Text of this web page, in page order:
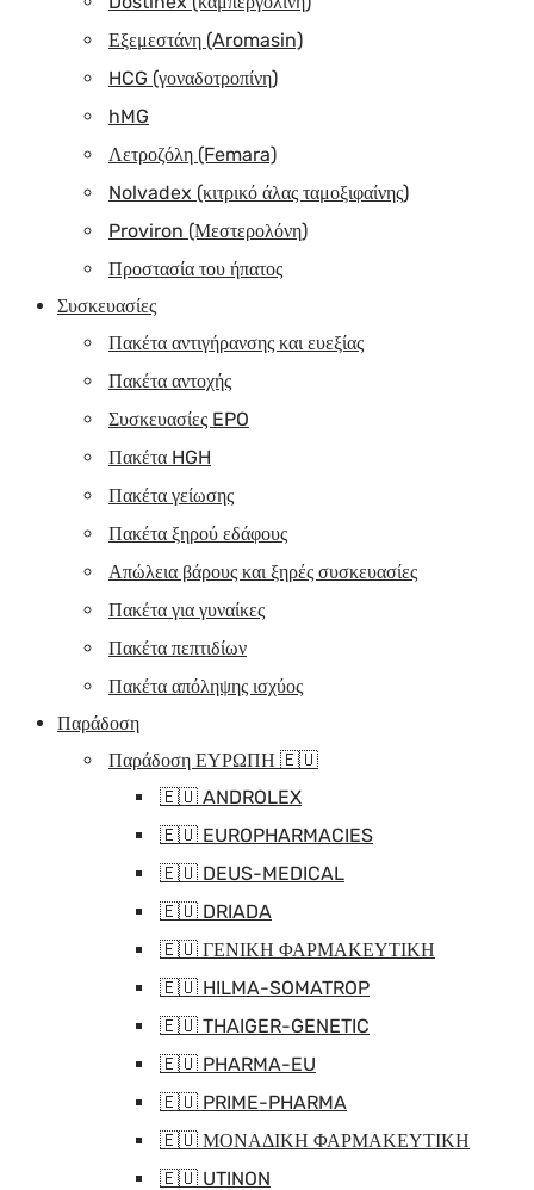
Εξεμεστάνη (Aromasin)
HCG (γοναδοτροπίνη)
hMG
Λετροζόλη (Femara)
Nolvadex (κιτρικό άλας ταμοξιφαίνης)
Proviron (Μεστερολόνη)
Προστασία του ήπατος
Συσκευασίες
Πακέτα αντιγήρανσης και ευεξίας
Πακέτα αντοχής
Συσκευασίες EPO
Πακέτα HGH
Πακέτα γείωσης
Πακέτα ξηρού εδάφους
Απώλεια βάρους και ξηρές συσκευασίες
Πακέτα για γυναίκες
Πακέτα πεπτιδίων
Πακέτα απόληψης ισχύος
Παράδοση
Παράδοση ΕΥΡΩΠΗ 🇪🇺
🇪🇺 ANDROLEX
🇪🇺 EUROPHARMACIES
🇪🇺 DEUS-MEDICAL
🇪🇺 DRIADA
🇪🇺 ΓΕΝΙΚΗ ΦΑΡΜΑΚΕΥΤΙΚΗ
🇪🇺 HILMA-SOMATROP
🇪🇺 THAIGER-GENETIC
🇪🇺 PHARMA-EU
🇪🇺 PRIME-PHARMA
🇪🇺 ΜΟΝΑΔΙΚΗ ΦΑΡΜΑΚΕΥΤΙΚΗ
🇪🇺 UTINON